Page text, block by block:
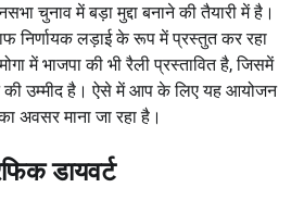
चुनाव में बड़ा मुद्दा बनाने की तैयारी में है।
निर्णायक लड़ाई के रूप में प्रस्तुत कर रहा
में भाजपा की भी रैली प्रस्तावित है, जिसमें
की उम्मीद है। ऐसे में आप के लिए यह आयोजन
अवसर माना जा रहा है।
डायवर्ट